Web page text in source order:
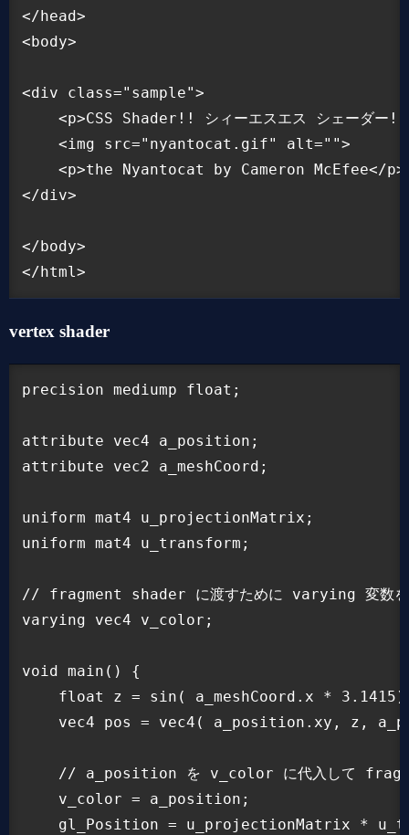
</head>
<body>
<div class="sample">
<p>CSS Shader!! シィーエスエス シェーダー
    <img src="nyantocat.gif" alt="">
    <p>the Nyantocat by Cameron McEfee</p>
</div>
</body>
vertex shader
precision mediump float;
attribute vec4 a_position;
attribute vec2 a_meshCoord;
uniform mat4 u_projectionMatrix;
uniform mat4 u_transform;
// fragment shader に渡すために varying 変数を
varying vec4 v_color;
void main() {
float z = sin( a_meshCoord.x *
vec4 pos = vec4( a_position.xy, z,
// a_position を v_color に代入して
    v_color = a_position;
gl_Position = u_projectionMatrix *